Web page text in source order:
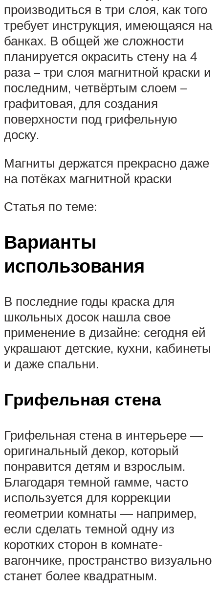
производиться в три слоя, как того
требует инструкция, имеющаяся на
банках. В общей же сложности
планируется окрасить стену на 4
раза – три слоя магнитной краски и
последним, четвёртым слоем –
графитовая, для создания
поверхности под грифельную
доску.
Магниты держатся прекрасно даже
на потёках магнитной краски
Статья по теме:
Варианты
использования
В последние годы краска для
школьных досок нашла свое
применение в дизайне: сегодня ей
украшают детские, кухни, кабинеты
и даже спальни.
Грифельная стена
Грифельная стена в интерьере —
оригинальный декор, который
понравится детям и взрослым.
Благодаря темной гамме, часто
используется для коррекции
геометрии комнаты — например,
если сделать темной одну из
коротких сторон в комнате-
вагончике, пространство визуально
станет более квадратным.